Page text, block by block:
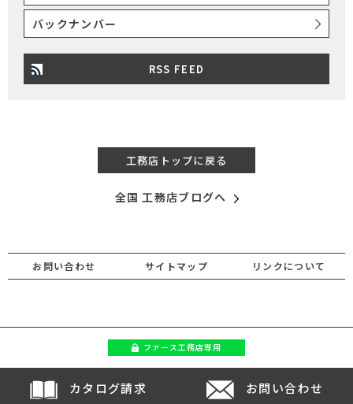
バックナンバー
RSS FEED
工務店トップに戻る
全国 工務店ブログへ
お問い合わせ サイトマップ リンクについて
ファース工務店専用
カタログ請求 お問い合わせ